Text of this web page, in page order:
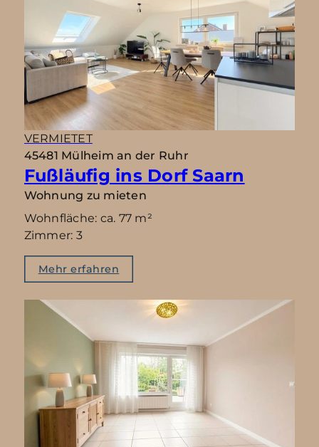
VERMIETET
45481 Mülheim an der Ruhr
Fußläufig ins Dorf Saarn
Wohnung zu mieten
Wohnfläche: ca. 77 m²
Zimmer: 3
Mehr erfahren